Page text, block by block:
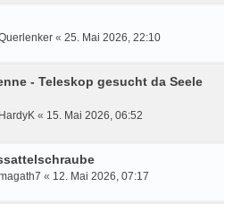
« 25. Mai 2026, 22:10
- Teleskop gesucht da Seele
HardyK « 15. Mai 2026, 06:52
« 12. Mai 2026, 07:17